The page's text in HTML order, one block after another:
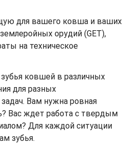
для вашего ковша и ваших
орудий (GET),
на техническое
ковшей в различных
для разных
Вам нужна ровная
Вас ждет работа с твердым
Для каждой ситуации
зубья.